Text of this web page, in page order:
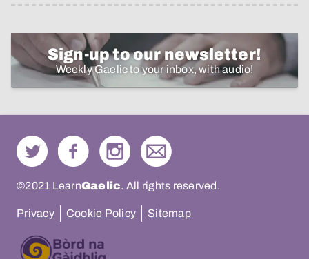
Sign-up to our newsletter!
Weekly Gaelic to your inbox, with audio!
©2021 LearnGaelic. All rights reserved.
Privacy Cookie Policy Sitemap